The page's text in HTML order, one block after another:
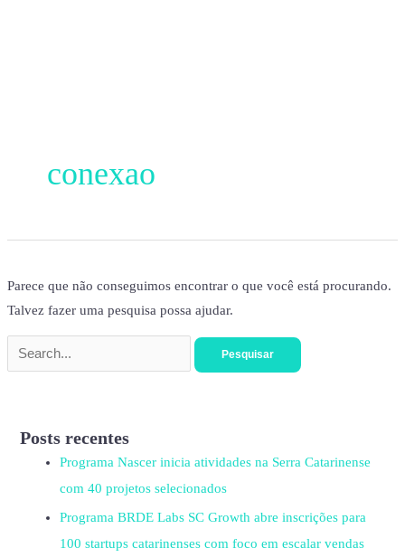
conexao
Parece que não conseguimos encontrar o que você está procurando.
Talvez fazer uma pesquisa possa ajudar.
Posts recentes
Programa Nascer inicia atividades na Serra Catarinense
com 40 projetos selecionados
Programa BRDE Labs SC Growth abre inscrições para
100 startups catarinenses com foco em escalar vendas